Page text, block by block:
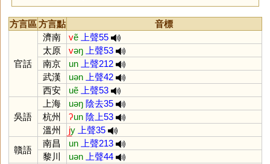
方言區方言點 音標
官話
濟南 vẽ
上聲55
太原
vəŋ
上聲53
南京
un
上聲212
武漢
uən
上聲42
西安
uẽ 上聲53
吳語
上海 uəŋ 陰去35
杭州
ʔun 陰上53
溫州
j̲y
上聲35
贛語
南昌 un
上聲213
黎川
uən
上聲44